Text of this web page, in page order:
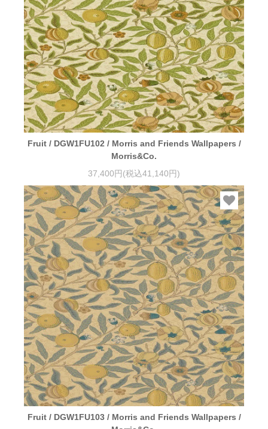
Fruit / DGW1FU102 / Morris and Friends Wallpapers /
Morris&Co.
37,400円(税込41,140円)
Fruit / DGW1FU103 / Morris and Friends Wallpapers /